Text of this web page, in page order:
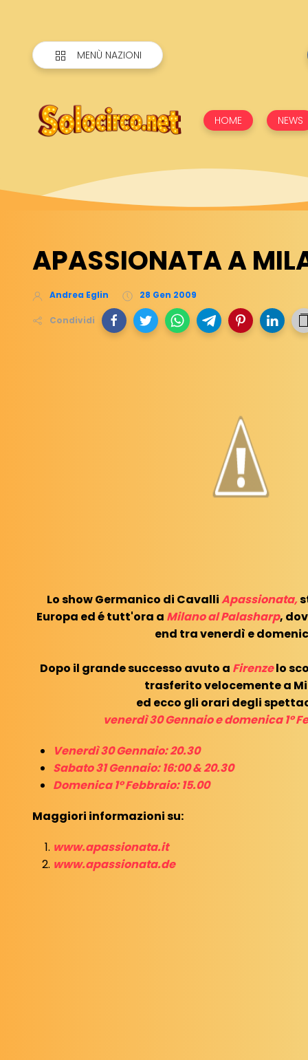
MENÙ NAZIONI
HOME NEWS
APASSIONATA A
Andrea Eglin 28 Gen 2009
Condividi
Lo show Germanico di CavalliApassionata,
Europa ed é tutt'ora a Milano al Palasharp,
end tra venerdì e
Dopo il grande successo avuto a Firenzelo
trasferito velocemente a
ed ecco gli orari degli
venerdì 30 Gennaio e domenica 1°
Venerdì 30 Gennaio: 20.30
Sabato 31 Gennaio: 16:00 & 20.30
Domenica 1° Febbraio: 15.00
Maggiori informazioni su:
www.apassionata.it
www.apassionata.de